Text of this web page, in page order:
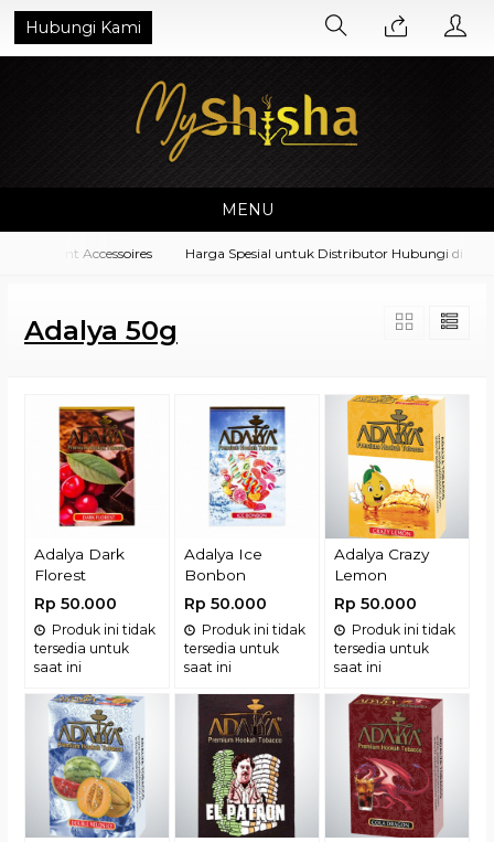
Hubungi Kami
MENU
Accessoires Harga Spesial untuk Distributor Hubungi di No.
Adalya 50g
Adalya Dark
Florest
Rp 50.000
Produk ini tidak
tersedia untuk
saat ini
Adalya Ice
Bonbon
Rp 50.000
Produk ini tidak
tersedia untuk
saat ini
Adalya Crazy
Lemon
Rp 50.000
Produk ini tidak
tersedia untuk
saat ini